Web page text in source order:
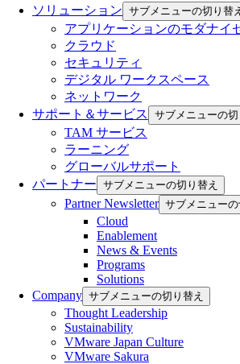
ソリューション サブメニューの切り替え
アプリケーションのモダナイ
クラウド
セキュリティ
デジタル ワークスペース
ネットワーク
サポート＆サービス
サブメニューの切
TAM サービス
ラーニング
グローバルサポート
パートナー サブメニューの切り替え
Partner Newsletter サブメニューの
Cloud
Enablement
News & Events
Programs
Solutions
Company サブメニューの切り替え
Thought Leadership
Sustainability
VMware Japan Culture
VMware Sakura